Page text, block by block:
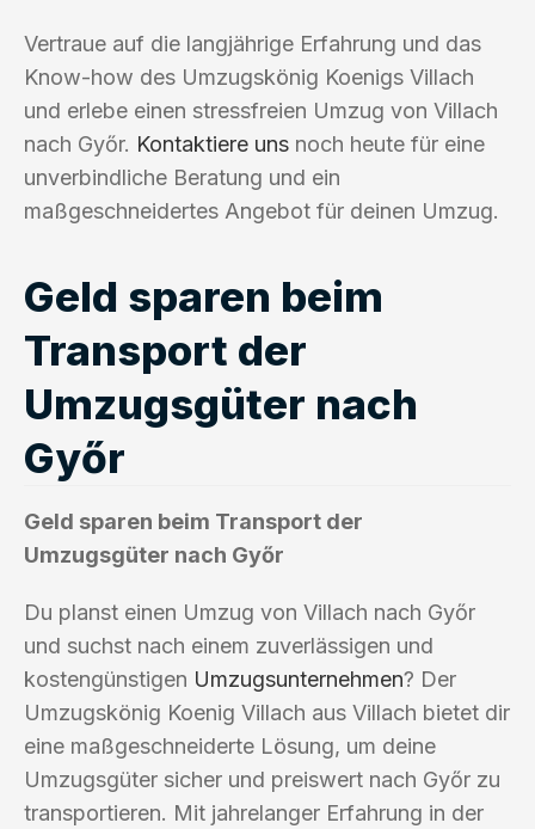
Vertraue auf die langjährige Erfahrung und das
Know-how des Umzugskönig Koenigs Villach
und erlebe einen stressfreien Umzug von Villach
nach Győr. Kontaktiere uns noch heute für eine
unverbindliche Beratung und ein
maßgeschneidertes Angebot für deinen Umzug.
Geld sparen beim
Transport der
Umzugsgüter nach
Győr
Geld sparen beim Transport der
Umzugsgüter nach Győr
Du planst einen Umzug von Villach nach Győr
und suchst nach einem zuverlässigen und
kostengünstigen Umzugsunternehmen? Der
Umzugskönig Koenig Villach aus Villach bietet dir
eine maßgeschneiderte Lösung, um deine
Umzugsgüter sicher und preiswert nach Győr zu
transportieren. Mit jahrelanger Erfahrung in der